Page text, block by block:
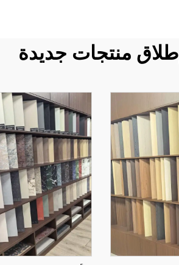
إطلاق منتجات جديدة